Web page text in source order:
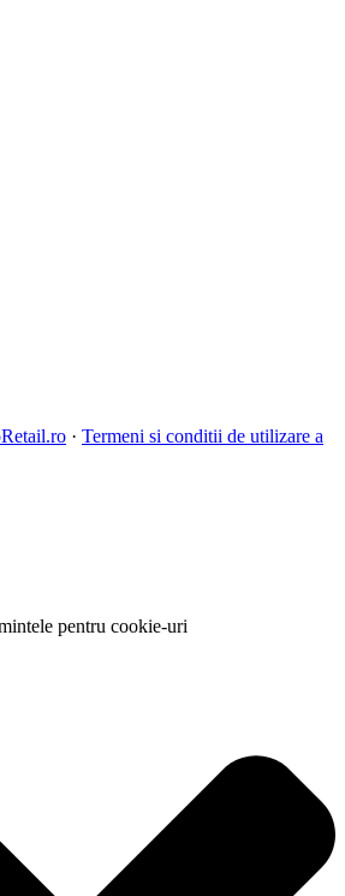
· Termeni si conditii de utilizare a
pentru cookie-uri